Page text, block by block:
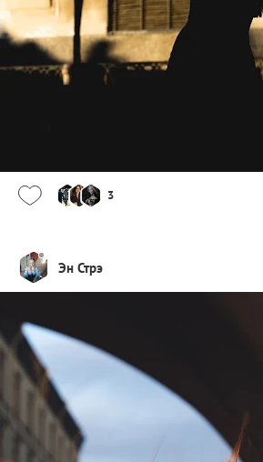
3
Эн Стрэ